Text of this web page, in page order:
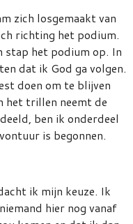
zich losgemaakt van
richting het podium.
stap het podium op. In
dat ik God ga volgen.
doen om te blijven
het trillen neemt de
ben ik onderdeel
is begonnen.
ik mijn keuze. Ik
hier nog vanaf